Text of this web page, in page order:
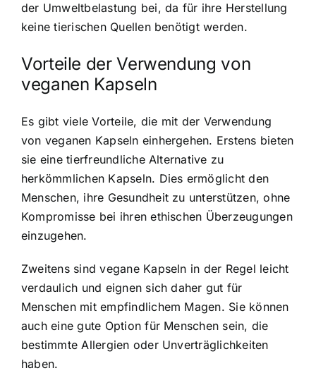
der Umweltbelastung bei, da für ihre Herstellung
keine tierischen Quellen benötigt werden.
Vorteile der Verwendung von
veganen Kapseln
Es gibt viele Vorteile, die mit der Verwendung
von veganen Kapseln einhergehen. Erstens bieten
sie eine tierfreundliche Alternative zu
herkömmlichen Kapseln. Dies ermöglicht den
Menschen, ihre Gesundheit zu unterstützen, ohne
Kompromisse bei ihren ethischen Überzeugungen
einzugehen.
Zweitens sind vegane Kapseln in der Regel leicht
verdaulich und eignen sich daher gut für
Menschen mit empfindlichem Magen. Sie können
auch eine gute Option für Menschen sein, die
bestimmte Allergien oder Unverträglichkeiten
haben.